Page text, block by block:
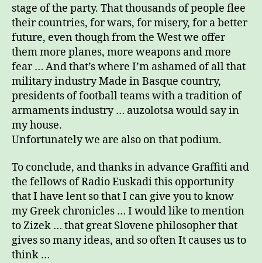
stage of the party. That thousands of people flee
their countries, for wars, for misery, for a better
future, even though from the West we offer
them more planes, more weapons and more
fear … And that’s where I’m ashamed of all that
military industry Made in Basque country,
presidents of football teams with a tradition of
armaments industry … auzolotsa would say in
my house.
Unfortunately we are also on that podium.
To conclude, and thanks in advance Graffiti and
the fellows of Radio Euskadi this opportunity
that I have lent so that I can give you to know
my Greek chronicles … I would like to mention
to Zizek … that great Slovene philosopher that
gives so many ideas, and so often It causes us to
think …